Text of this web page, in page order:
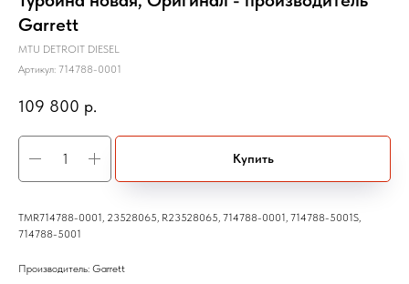
Garrett
MTU DETROIT DIESEL
Артикул: 714788-0001
109 800 р.
Купить
TMR714788-0001, 23528065, R23528065, 714788-0001, 714788-5001S,
714788-5001
Производитель: Garrett